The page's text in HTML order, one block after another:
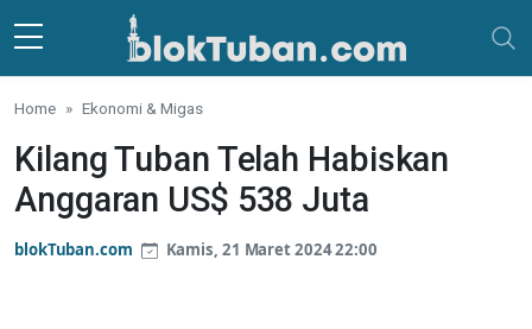
Skip to main content
Home Ekonomi & Migas
Kilang Tuban Telah Habiskan
Anggaran US$ 538 Juta
blokTuban.com Kamis, 21 Maret 2024 22:00